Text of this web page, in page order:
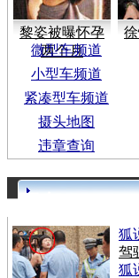
黎姿被曝怀孕
两个月
微型车频道
小型车频道
紧凑型车频道
摄头地图
违章查询
狐
驾
狐